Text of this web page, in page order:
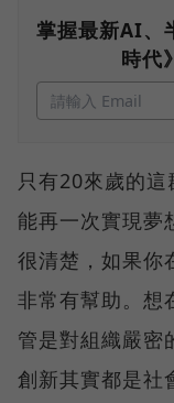
掌握最新AI、
時代
只有20來歲的
能再一次實現夢
很清楚，如果你
非常有幫助。想
管是對組織嚴密
創新其實都是社